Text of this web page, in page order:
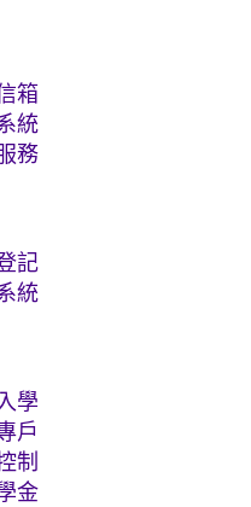
箱
統
務
記
統
學
戶
制
金